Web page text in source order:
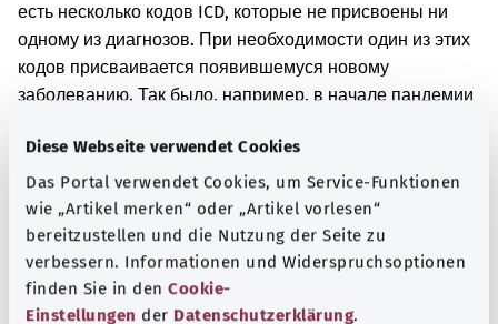
Diese Webseite verwendet Cookies
Das Portal verwendet Cookies, um Service-Funktionen
wie „Artikel merken“ oder „Artikel vorlesen“
bereitzustellen und die Nutzung der Seite zu
verbessern. Informationen und Widerspruchsoptionen
finden Sie in den Cookie-
Einstellungen der Datenschutzerklärung.
есть несколько кодов ICD, которые не присвоены ни
одному из диагнозов. При необходимости один из этих
кодов присваивается появившемуся новому
заболеванию. Так было, например, в начале пандемии
Дополнительные обозначения
Указание